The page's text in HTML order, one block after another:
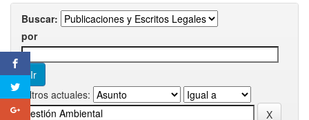
Buscar:
por
Filtros actuales: